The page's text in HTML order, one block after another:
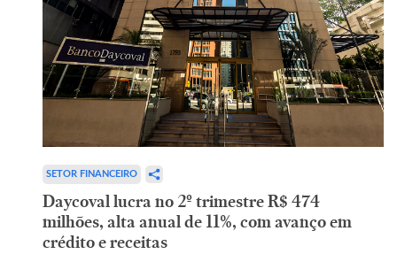
SETOR FINANCEIRO
Daycoval lucra no 2º trimestre R$ 474
milhões, alta anual de 11%, com avanço em
crédito e receitas